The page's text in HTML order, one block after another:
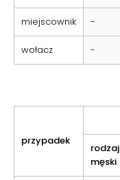
miejscownik -
wołacz -
przypadek
rodzaj
męski